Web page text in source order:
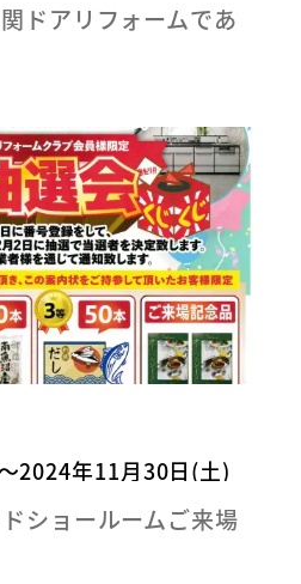
ドアリフォームであ
2024年11月30日(土)
ショールームご来場